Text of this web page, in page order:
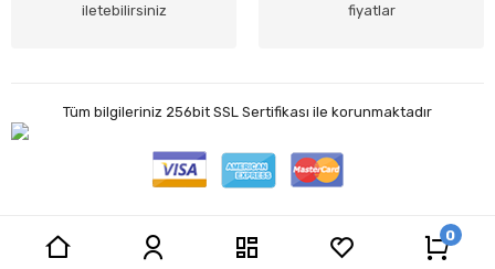
iletebilirsiniz
fiyatlar
Tüm bilgileriniz 256bit SSL Sertifikası ile korunmaktadır
0